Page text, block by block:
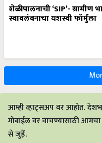
शेळीपालनाची ‘SIP’- ग्रामीण
स्वावलंबनाचा यशस्वी फॉर्मुला
आम्ही व्हाट्सअप वर आहोत.
मोबाईल वर वाचण्यासाठी
से जुड़ें.